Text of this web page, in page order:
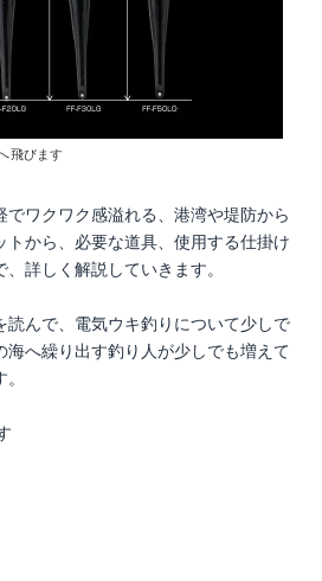
飛びます
でワクワク感溢れる、港湾や堤防から
トから、必要な道具、使用する仕掛け
詳しく解説していきます。
読んで、電気ウキ釣りについて少しで
海へ繰り出す釣り人が少しでも増えて